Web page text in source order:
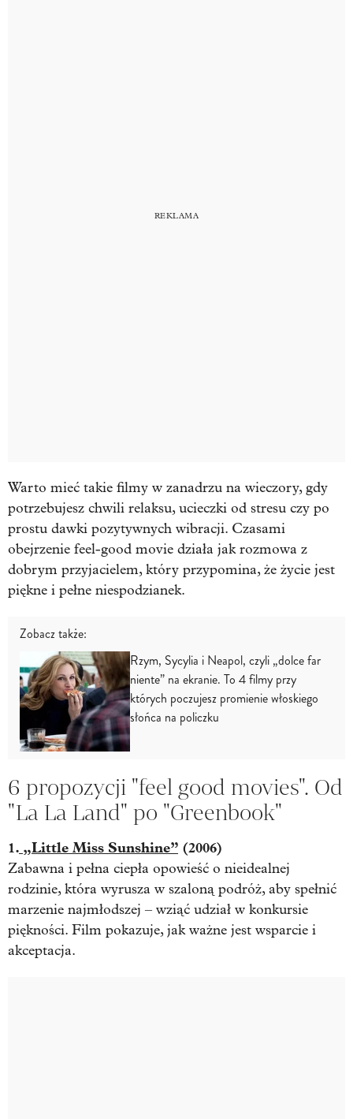
Warto mieć takie filmy w zanadrzu na wieczory, gdy
potrzebujesz chwili relaksu, ucieczki od stresu czy po
prostu dawki pozytywnych wibracji. Czasami
obejrzenie feel-good movie działa jak rozmowa z
dobrym przyjacielem, który przypomina, że życie jest
piękne i pełne niespodzianek.
Zobacz także:
Rzym, Sycylia i Neapol, czyli „dolce far
niente” na ekranie. To 4 filmy przy
których poczujesz promienie włoskiego
słońca na policzku
6 propozycji "feel good movies". Od
"La La Land" po "Greenbook"
1. „Little Miss Sunshine” (2006)
Zabawna i pełna ciepła opowieść o nieidealnej
rodzinie, która wyrusza w szaloną podróż, aby spełnić
marzenie najmłodszej – wziąć udział w konkursie
piękności. Film pokazuje, jak ważne jest wsparcie i
akceptacja.